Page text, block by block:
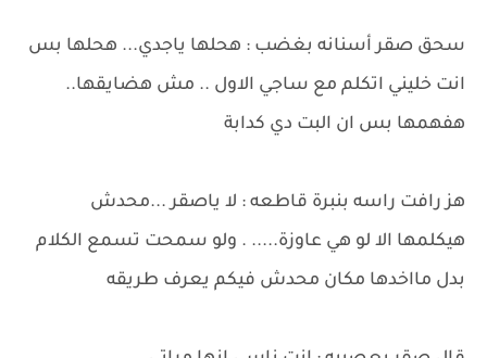
سحق صقر أسنانه بغضب : هحلها ياجدي... هحلها بس
انت خليني اتكلم مع ساجي الاول .. مش هضايقها..
هفهمها بس ان البت دي كدابة
هز رافت راسه بنبرة قاطعه : لا ياصقر ...محدش
هيكلمها الا لو هي عاوزة..... . ولو سمحت تسمع الكلام
بدل مااخدها مكان محدش فيكم يعرف طريقه